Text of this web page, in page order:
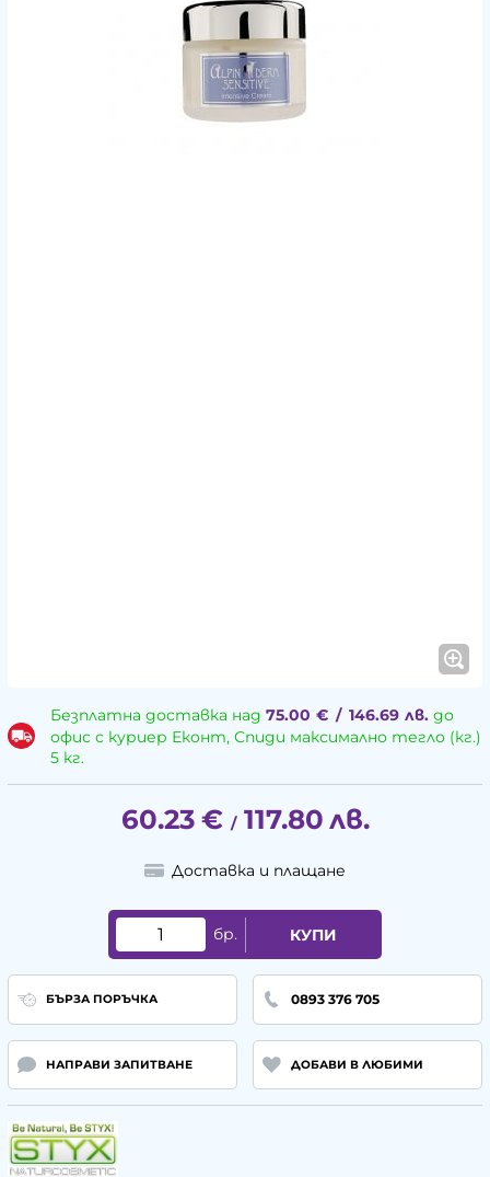
Безплатна доставка над 75.00 € / 146.69 лв.до
офис с куриер Еконт, Спиди максимално тегло (кг.)
5 кг.
60.23 € / 117.80 лв.
Доставка и плащане
бр. КУПИ
БЪРЗА ПОРЪЧКА 0893 376 705
НАПРАВИ ЗАПИТВАНЕ ДОБАВИ В ЛЮБИМИ